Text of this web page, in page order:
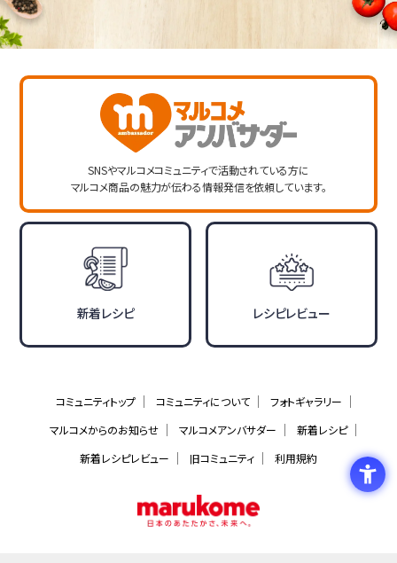
SNSやマルコメコミュニティで活動されている方に
マルコメ商品の魅力が伝わる情報発信を依頼しています。
新着レシピ レシピレビュー
コミュニティトップ コミュニティについて
フォトギャラリー
マルコメからのお知らせ
マルコメアンバサダー
新着レシピ
新着レシピレビュー
旧コミュニティ 利用規約